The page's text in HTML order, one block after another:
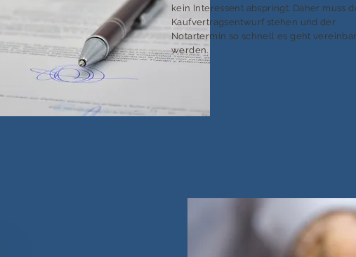
kein Interessent abspringt. Daher muss
Kaufvertragsentwurf stehen und der
Notartermin so schnell es geht
werden.